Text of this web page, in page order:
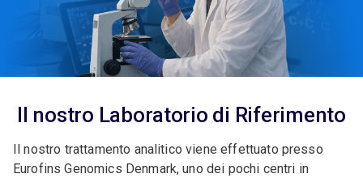
Il nostro Laboratorio di Riferimento
Il nostro trattamento analitico viene effettuato presso
Eurofins Genomics Denmark, uno dei pochi centri in